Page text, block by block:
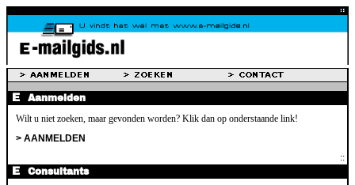
Aanmelden
Wilt u niet zoeken, maar gevonden worden? Klik dan op onderstaande link!
> AANMELDEN
Consultants